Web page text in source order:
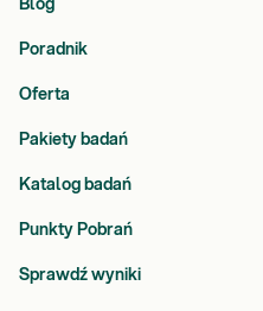
Blog
Poradnik
Oferta
Pakiety badań
Katalog badań
Punkty Pobrań
Sprawdź wyniki